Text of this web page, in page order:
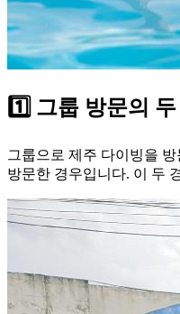
1️⃣ 그룹 방문의
그룹으로 제주 다이빙을
방문한 경우입니다. 이 두